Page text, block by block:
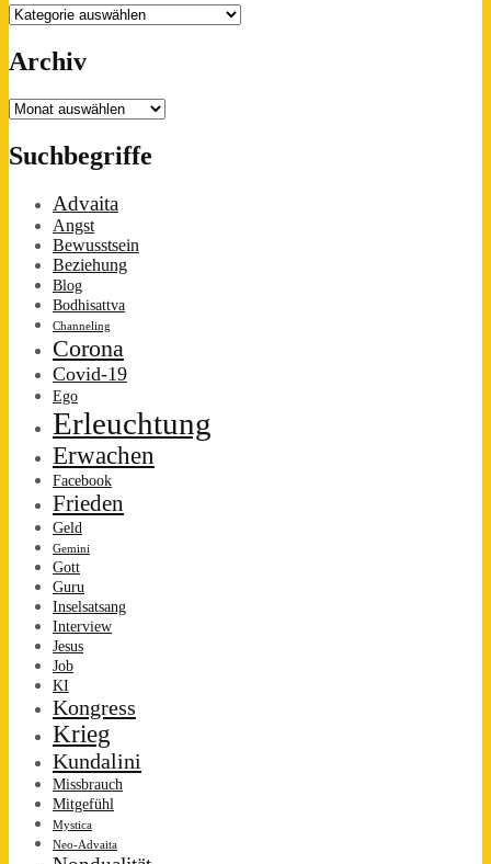
Kategorien
Archiv
Archiv
Suchbegriffe
Advaita
Angst
Bewusstsein
Beziehung
Blog
Bodhisattva
Channeling
Corona
Covid-19
Ego
Erleuchtung
Erwachen
Facebook
Frieden
Geld
Gemini
Gott
Guru
Inselsatsang
Interview
Jesus
Job
KI
Kongress
Krieg
Kundalini
Missbrauch
Mitgefühl
Mystica
Neo-Advaita